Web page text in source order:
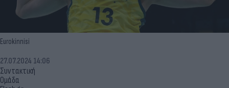
Eurokinnisi
Συντακτική
Ομάδα
27.07.2024 14:06